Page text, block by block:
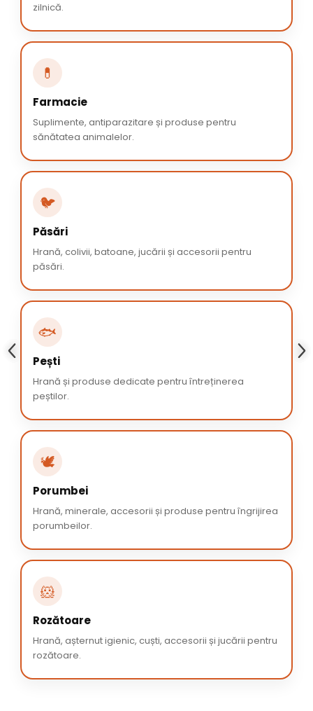
zilnică.
💊
Farmacie
Suplimente, antiparazitare și produse pentru
sănătatea animalelor.
🐦
Păsări
Hrană, colivii, batoane, jucării și accesorii pentru
păsări.
🐟
Pești
Hrană și produse dedicate pentru întreținerea
peștilor.
🕊️
Porumbei
Hrană, minerale, accesorii și produse pentru îngrijirea
porumbeilor.
🐹
Rozătoare
Hrană, așternut igienic, cuști, accesorii și jucării pentru
rozătoare.